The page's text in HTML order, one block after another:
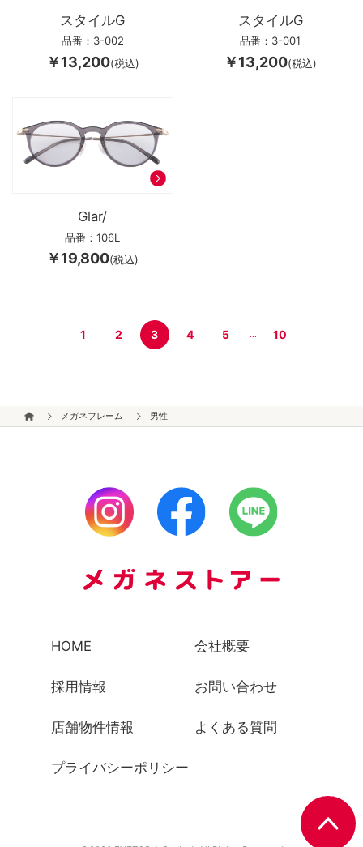
スタイルG
品番：3-002
￥13,200(税込)
スタイルG
品番：3-001
￥13,200(税込)
Glar/
品番：106L
￥19,800(税込)
1 2 3 4 5 ... 10
メガネフレーム 男性
HOME 会社概要
採用情報 お問い合わせ
店舗物件情報 よくある質問
プライバシーポリシー